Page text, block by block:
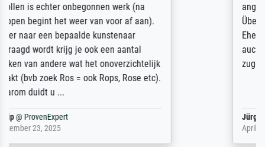
angegebenen Lieferanschrift (sollte eine
Überraschung für die normannische
Ehefrau sein zum Hochzeits- gleichzeitig
auch Geburtstag sein) doch nach zu Hause
zugestellt wurde.
Jürgen
April 22, 2026